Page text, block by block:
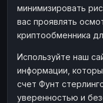
минимизировать
вас проявлять
криптообменника
Используйте наш
информации,
счет Фунт
уверенностью и